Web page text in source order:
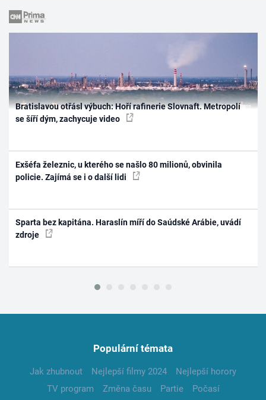
Bratislavou otřásl výbuch: Hoří rafinerie Slovnaft. Metropolí
se šíří dým, zachycuje video
Exšéfa železnic, u kterého se našlo 80 milionů, obvinila
policie. Zajímá se i o další lidi
Sparta bez kapitána. Haraslín míří do Saúdské Arábie, uvádí
zdroje
Populární témata
Jak zhubnout Nejlepší filmy 2024
Nejlepší horory
TV program
Změna času Partie
Počasí